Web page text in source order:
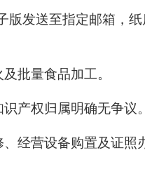
版发送至指定邮箱，
批量食品加工。
产权归属明确无争议。
经营设备购置及证照